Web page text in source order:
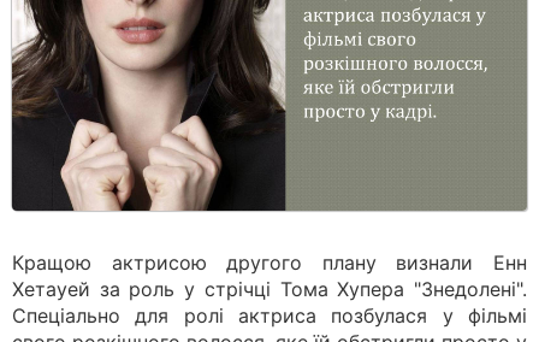
Кращою актрисою другого плану визнали Енн
Хетауей за роль у стрічці Тома Хупера "Знедолені".
Спеціально для ролі актриса позбулася у фільмі